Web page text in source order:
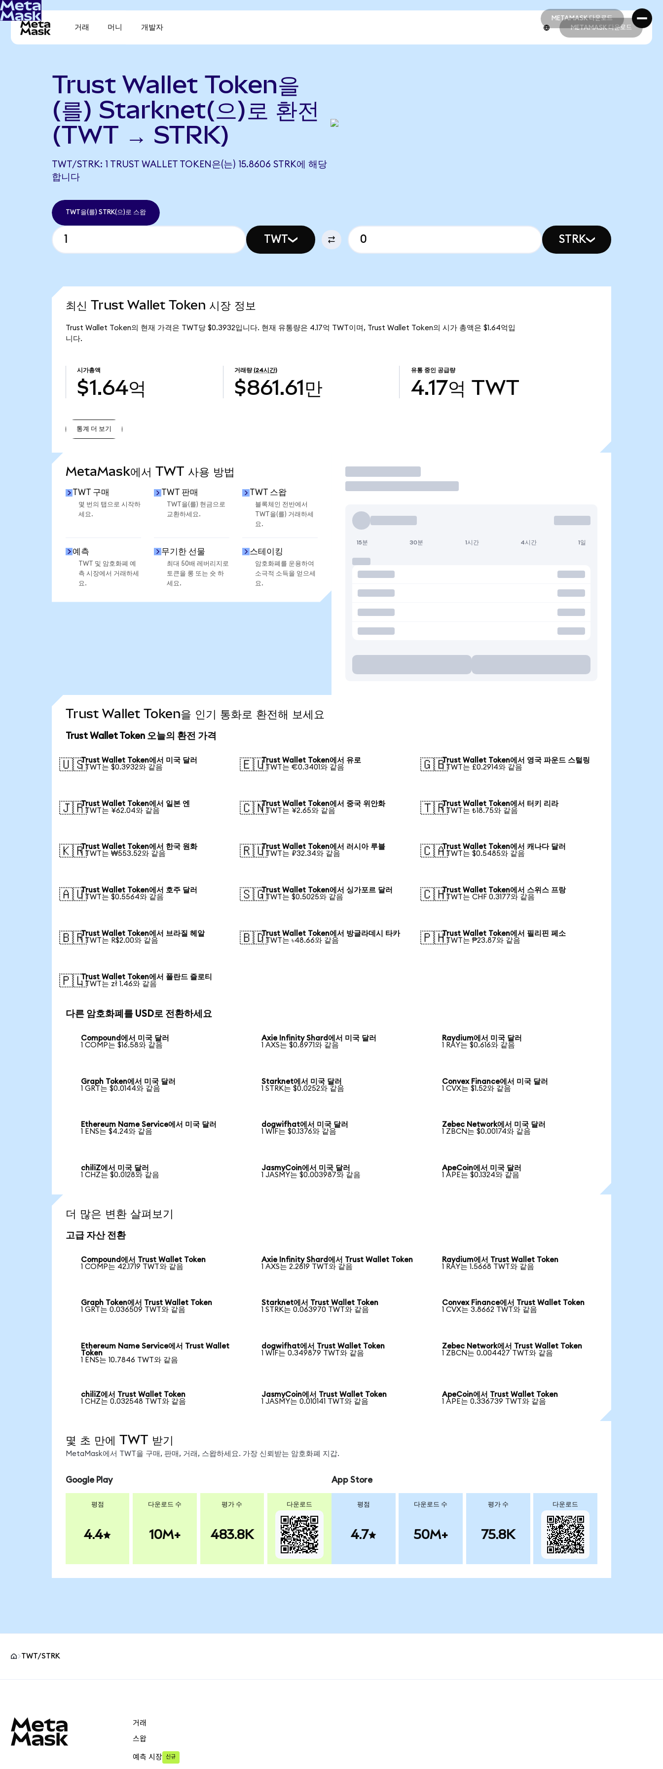
METAMASK 다운로드
METAMASK 다운로드
거래 머니 개발자 METAMASK 다운로드
Trust Wallet Token을
(를) Starknet(으)로 환전
(TWT → STRK)
TWT/STRK: 1 TRUST WALLET TOKEN은(는) 15.8606 STRK에 해당
합니다
TWT을(를) STRK(으)로 스왑
TWT STRK
최신 Trust Wallet Token 시장 정보
Trust Wallet Token의 현재 가격은 TWT당 $0.3932입니다. 현재 유통량은 4.17억 TWT이며, Trust Wallet Token의 시가 총액은 $1.64억입
니다.
시가총액
$1.64억
거래량 (24시간)
$861.61만
유통 중인 공급량
4.17억 TWT
통계 더 보기
MetaMask에서 TWT 사용 방법
TWT 구매
몇 번의 탭으로 시작하
세요.
TWT 판매
TWT을(를) 현금으로
교환하세요.
TWT 스왑
블록체인 전반에서
TWT을(를) 거래하세
요.
예측
TWT 및 암호화폐 예
측 시장에서 거래하세
요.
무기한 선물
최대 50배 레버리지로
토큰을 롱 또는 숏 하
세요.
스테이킹
암호화폐를 운용하여
소극적 소득을 얻으세
요.
거래
15분 30분 1시간 4시간 1일
Trust Wallet Token을 인기 통화로 환전해 보세요
Trust Wallet Token 오늘의 환전 가격
🇺🇸Trust Wallet Token에서 미국 달러
1 TWT는 $0.3932와 같음
🇪🇺Trust Wallet Token에서 유로
1 TWT는 €0.3401와 같음
🇬🇧Trust Wallet Token에서 영국 파운드 스털링
1 TWT는 £0.2914와 같음
🇯🇵Trust Wallet Token에서 일본 엔
1 TWT는 ¥62.04와 같음
🇨🇳Trust Wallet Token에서 중국 위안화
1 TWT는 ¥2.65와 같음
🇹🇷Trust Wallet Token에서 터키 리라
1 TWT는 ₺18.75와 같음
🇰🇷Trust Wallet Token에서 한국 원화
1 TWT는 ₩553.52와 같음
🇷🇺Trust Wallet Token에서 러시아 루블
1 TWT는 ₽32.34와 같음
🇨🇦Trust Wallet Token에서 캐나다 달러
1 TWT는 $0.5485와 같음
🇦🇺Trust Wallet Token에서 호주 달러
1 TWT는 $0.5564와 같음
🇸🇬Trust Wallet Token에서 싱가포르 달러
1 TWT는 $0.5025와 같음
🇨🇭Trust Wallet Token에서 스위스 프랑
1 TWT는 CHF 0.3177와 같음
🇧🇷Trust Wallet Token에서 브라질 헤알
1 TWT는 R$2.00와 같음
🇧🇩Trust Wallet Token에서 방글라데시 타카
1 TWT는 ৳48.66와 같음
🇵🇭Trust Wallet Token에서 필리핀 페소
1 TWT는 ₱23.87와 같음
🇵🇱Trust Wallet Token에서 폴란드 즐로티
1 TWT는 zł 1.46와 같음
다른 암호화폐를 USD로 전환하세요
Compound에서 미국 달러
1 COMP는 $16.58와 같음
Axie Infinity Shard에서 미국 달러
1 AXS는 $0.8971와 같음
Raydium에서 미국 달러
1 RAY는 $0.616와 같음
Graph Token에서 미국 달러
1 GRT는 $0.0144와 같음
Starknet에서 미국 달러
1 STRK는 $0.0252와 같음
Convex Finance에서 미국 달러
1 CVX는 $1.52와 같음
Ethereum Name Service에서 미국 달러
1 ENS는 $4.24와 같음
dogwifhat에서 미국 달러
1 WIF는 $0.1376와 같음
Zebec Network에서 미국 달러
1 ZBCN는 $0.00174와 같음
chiliZ에서 미국 달러
1 CHZ는 $0.0128와 같음
JasmyCoin에서 미국 달러
1 JASMY는 $0.003987와 같음
ApeCoin에서 미국 달러
1 APE는 $0.1324와 같음
더 많은 변환 살펴보기
고급 자산 전환
Compound에서 Trust Wallet Token
1 COMP는 42.1719 TWT와 같음
Axie Infinity Shard에서 Trust Wallet Token
1 AXS는 2.2819 TWT와 같음
Raydium에서 Trust Wallet Token
1 RAY는 1.5668 TWT와 같음
Graph Token에서 Trust Wallet Token
1 GRT는 0.036509 TWT와 같음
Starknet에서 Trust Wallet Token
1 STRK는 0.063970 TWT와 같음
Convex Finance에서 Trust Wallet Token
1 CVX는 3.8662 TWT와 같음
Ethereum Name Service에서 Trust Wallet
Token
1 ENS는 10.7846 TWT와 같음
dogwifhat에서 Trust Wallet Token
1 WIF는 0.349879 TWT와 같음
Zebec Network에서 Trust Wallet Token
1 ZBCN는 0.004427 TWT와 같음
chiliZ에서 Trust Wallet Token
1 CHZ는 0.032548 TWT와 같음
JasmyCoin에서 Trust Wallet Token
1 JASMY는 0.010141 TWT와 같음
ApeCoin에서 Trust Wallet Token
1 APE는 0.336739 TWT와 같음
몇 초 만에 TWT 받기
MetaMask에서 TWT을 구매, 판매, 거래, 스왑하세요. 가장 신뢰받는 암호화폐 지갑.
Google Play
평점
4.4
다운로드 수
10M+
평가 수
483.8K
다운로드
App Store
평점
4.7
다운로드 수
50M+
평가 수
75.8K
다운로드
TWT/STRK
거래
스왑
예측 시장 신규